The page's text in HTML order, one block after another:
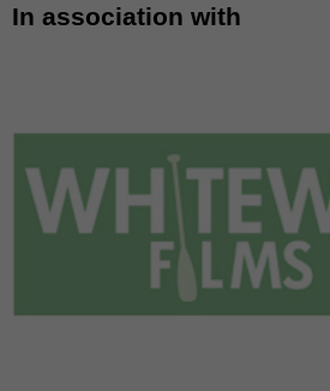
In association with